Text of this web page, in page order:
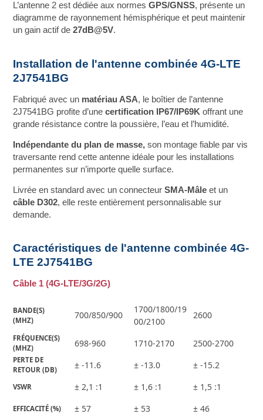
L’antenne 2 est dédiée aux normesGPS/GNSS, présente un
diagramme de rayonnement hémisphérique et peut maintenir
un gain actif de27dB@5V.
Installation de l'antenne combinée 4G-LTE
2J7541BG
Fabriqué avec un matériau ASA, le boîtier de l’antenne
2J7541BG profite d’unecertification IP67/IP69K offrant une
grande résistance contre la poussière, l’eau et l’humidité.
Indépendante du plan de masse, son montage fiable par vis
traversante rend cette antenne idéale pour les installations
permanentes sur n’importe quelle surface.
Livrée en standard avec un connecteurSMA-Mâleet un
câble D302, elle reste entièrement personnalisable sur
demande.
Caractéristiques de l'antenne combinée 4G-
LTE 2J7541BG
Câble 1 (4G-LTE/3G/2G)
BANDE(S)
(MHZ)
700/850/900
1700/1800/19
00/2100
2600
FRÉQUENCE(S)
(MHZ)
698-960 1710-2170 2500-2700
PERTE DE
RETOUR (DB)
± -11.6 ± -13.0 ± -15.2
VSWR ± 2,1 :1 ± 1,6 :1 ± 1,5 :1
EFFICACITÉ (%) ± 57 ± 53 ± 46